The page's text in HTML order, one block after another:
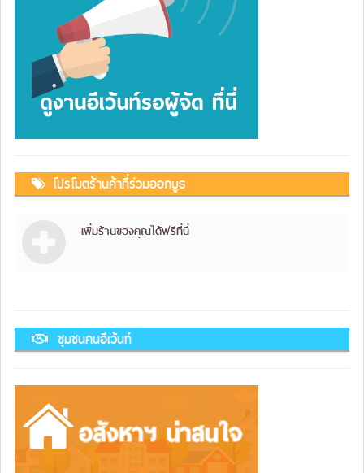
โปรโมตร้านค้าที่ร่วมออกบูธ
เพิ่มร้านของคุณได้ฟรีที่นี่
ชุมชนคนอีเว้นท์